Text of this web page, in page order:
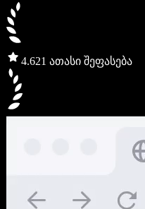
4.621 ათასი შეფასება